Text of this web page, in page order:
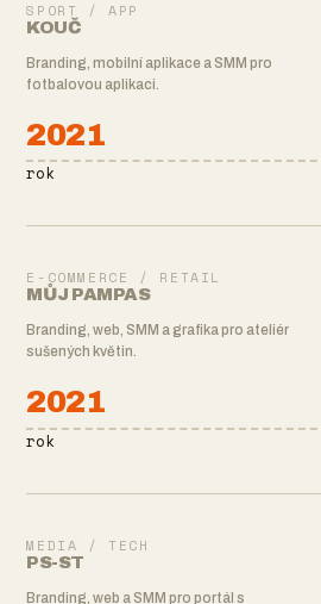
SPORT / APP
KOUČ
Branding, mobilní aplikace a SMM pro
fotbalovou aplikaci.
2021
rok
E-COMMERCE / RETAIL
MŮJ PAMPAS
Branding, web, SMM a grafika pro ateliér
sušených květin.
2021
rok
MEDIA / TECH
PS-ST
Branding, web a SMM pro portál s